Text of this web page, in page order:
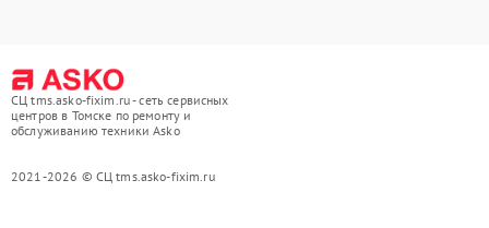
СЦ tms.asko-fixim.ru - сеть сервисных
центров в Томске по ремонту и
обслуживанию техники Asko
2021-2026 © СЦ tms.asko-fixim.ru